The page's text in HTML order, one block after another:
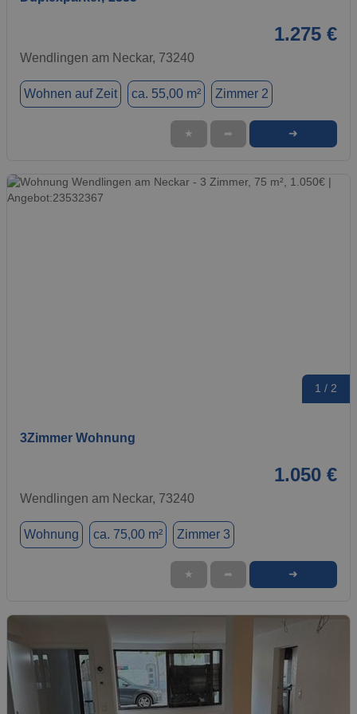
1.275 €
Wendlingen am Neckar, 73240
Wohnen auf Zeit ca. 55,00 m² Zimmer 2
★ ➦ ➜
1 / 2
3Zimmer Wohnung
1.050 €
Wendlingen am Neckar, 73240
Wohnung ca. 75,00 m² Zimmer 3
★ ➦ ➜